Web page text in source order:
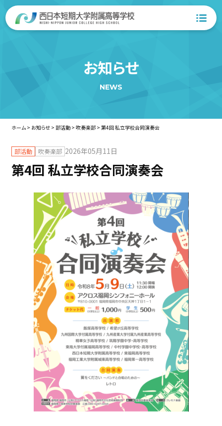
お知らせ
NEWS
ホーム> お知らせ> 部活動> 吹奏楽部> 第4回 私立学校合同演奏会
部活動 吹奏楽部 2026年05月11日
第4回 私立学校合同演奏会